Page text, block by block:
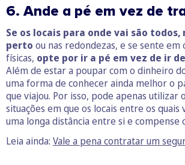
6. Ande a pé em vez de
Se os locais para onde vai são
perto ou nas redondezas, e se sente em
físicas, opte por ir a pé em vez de ir
Além de estar a poupar com o dinheiro
uma forma de conhecer ainda melhor o
que viajou. Por isso, pode apenas utilizar
situações em que os locais entre os quais
uma longa distância entre si e compense
Leia ainda: Vale a pena contratar um